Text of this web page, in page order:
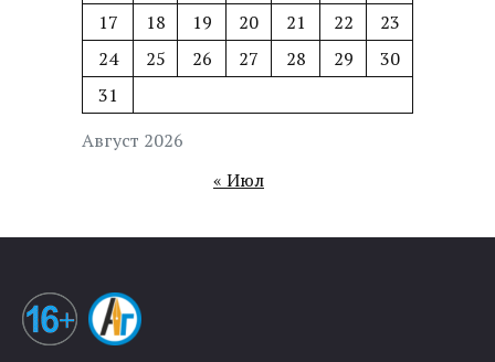
Август 2026
17
18 19 20 21 22
23
24
25 26 27 28 29
30
31
« Июл